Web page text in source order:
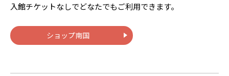
入館チケットなしでどなたでもご利用できます。
ショップ南国